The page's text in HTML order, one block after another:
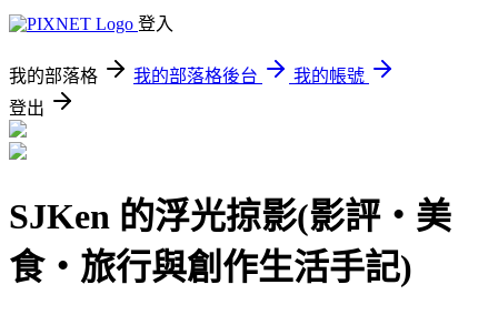
登入
我的部落格 我的部落格後台
我的帳號
登出
SJKen 的浮光掠影(影評‧美
食‧旅行與創作生活手記)